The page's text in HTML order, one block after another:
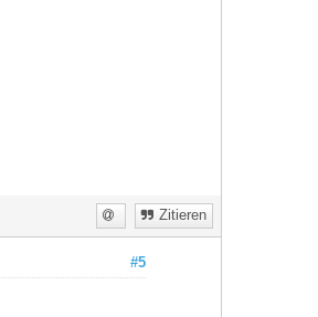
Zitieren
#5